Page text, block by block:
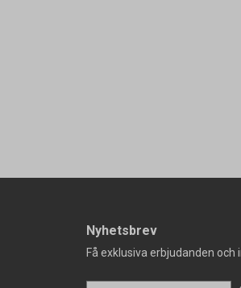
Nyhetsbrev
Få exklusiva erbjudanden och